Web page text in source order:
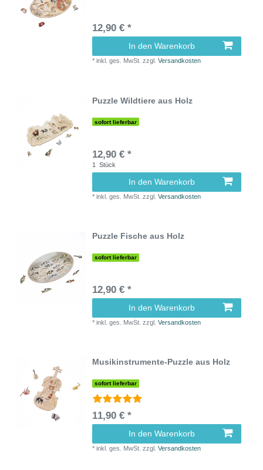
12,90 € *
In den Warenkorb
*inkl. ges. MwSt. zzgl.Versandkosten
Puzzle Wildtiere aus Holz
sofort lieferbar
12,90 € *
1 Stück
In den Warenkorb
*inkl. ges. MwSt. zzgl.Versandkosten
Puzzle Fische aus Holz
sofort lieferbar
12,90 € *
In den Warenkorb
*inkl. ges. MwSt. zzgl.Versandkosten
Musikinstrumente-Puzzle aus Holz
sofort lieferbar
11,90 € *
In den Warenkorb
*inkl. ges. MwSt. zzgl.Versandkosten